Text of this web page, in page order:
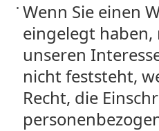
Wenn Sie einen
eingelegt
unseren
nicht feststeht,
Recht, die